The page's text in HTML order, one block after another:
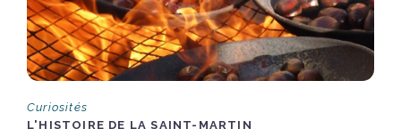
Curiosités
L'HISTOIRE DE LA SAINT-MARTIN